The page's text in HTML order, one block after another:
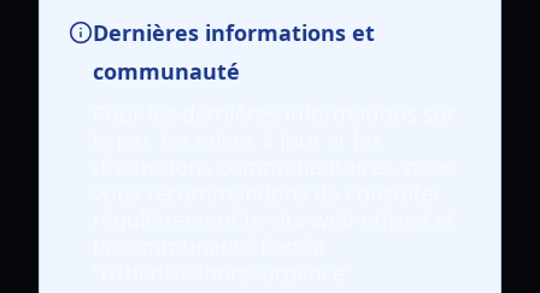
Dernières informations et
communauté